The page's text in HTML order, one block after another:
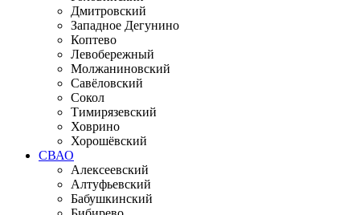
Дмитровский
Западное Дегунино
Коптево
Левобережный
Молжаниновский
Савёловский
Сокол
Тимирязевский
Ховрино
Хорошёвский
СВАО
Алексеевский
Алтуфьевский
Бабушкинский